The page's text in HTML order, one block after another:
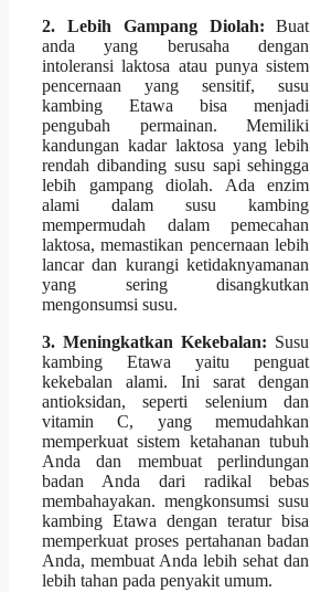
2. Lebih Gampang Diolah: Buat
anda yang berusaha dengan
intoleransi laktosa atau punya sistem
pencernaan yang sensitif, susu
kambing Etawa bisa menjadi
pengubah permainan. Memiliki
kandungan kadar laktosa yang lebih
rendah dibanding susu sapi sehingga
lebih gampang diolah. Ada enzim
alami dalam susu kambing
mempermudah dalam pemecahan
laktosa, memastikan pencernaan lebih
lancar dan kurangi ketidaknyamanan
yang sering disangkutkan
mengonsumsi susu.
3. Meningkatkan Kekebalan: Susu
kambing Etawa yaitu penguat
kekebalan alami. Ini sarat dengan
antioksidan, seperti selenium dan
vitamin C, yang memudahkan
memperkuat sistem ketahanan tubuh
Anda dan membuat perlindungan
badan Anda dari radikal bebas
membahayakan. mengkonsumsi susu
kambing Etawa dengan teratur bisa
memperkuat proses pertahanan badan
Anda, membuat Anda lebih sehat dan
lebih tahan pada penyakit umum.